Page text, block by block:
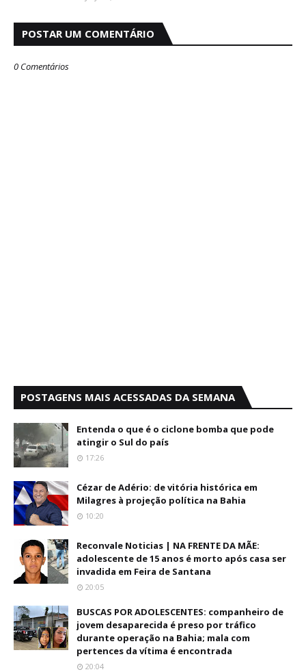
POSTAR UM COMENTÁRIO
0 Comentários
POSTAGENS MAIS ACESSADAS DA SEMANA
Entenda o que é o ciclone bomba que pode
atingir o Sul do país
17:26
Cézar de Adério: de vitória histórica em
Milagres à projeção política na Bahia
10:20
Reconvale Noticias | NA FRENTE DA MÃE:
adolescente de 15 anos é morto após casa ser
invadida em Feira de Santana
20:05
BUSCAS POR ADOLESCENTES: companheiro de
jovem desaparecida é preso por tráfico
durante operação na Bahia; mala com
pertences da vítima é encontrada
20:04